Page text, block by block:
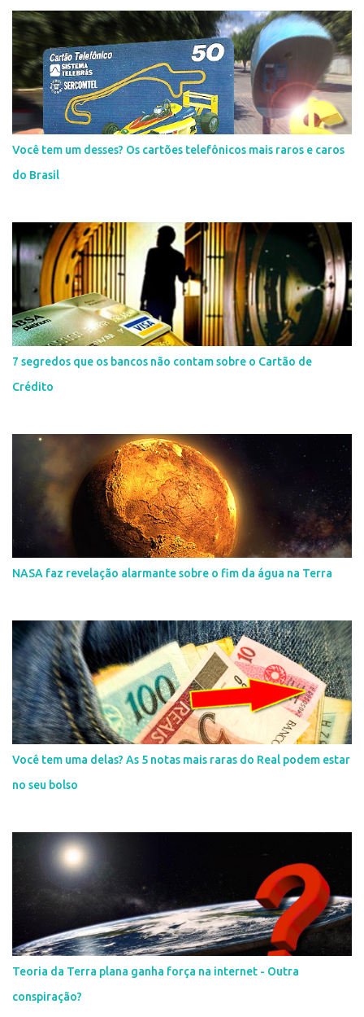
Você tem um desses? Os cartões telefônicos mais raros e caros
do Brasil
7 segredos que os bancos não contam sobre o Cartão de
Crédito
NASA faz revelação alarmante sobre o fim da água na Terra
Você tem uma delas? As 5 notas mais raras do Real podem estar
no seu bolso
Teoria da Terra plana ganha força na internet - Outra
conspiração?